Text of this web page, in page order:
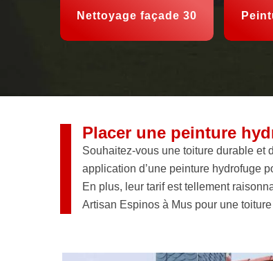
Nettoyage façade 30
Placer une peinture
Souhaitez-vous une toiture durable et
application d’une peinture hydrofuge
En plus, leur tarif est tellement
Artisan Espinos à Mus pour une